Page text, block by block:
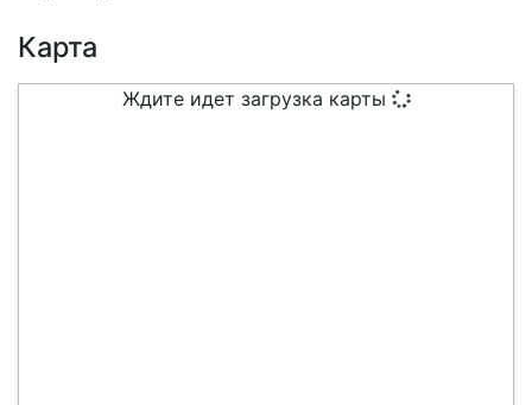
Карта
Ждите идет загрузка карты